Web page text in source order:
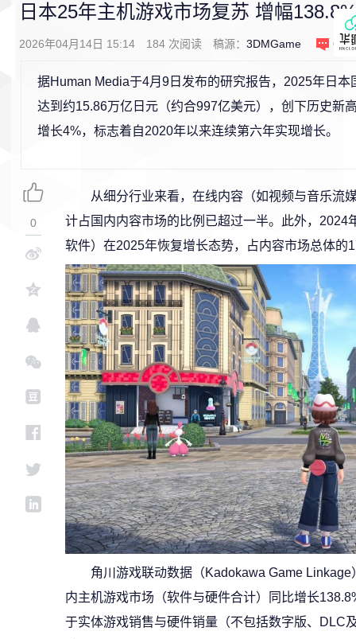
日本25年主机游戏市场复苏 增幅
2026年04月14日 15:14 184 次阅读 稿源： 3DMGame 0 条
据Human Media于4月9日发布的研究报告，2025年日本
达到约15.86万亿日元（约合997亿美元），创下历史新
增长4%，标志着自2020年以来连续第六年实现增长。
从细分行业来看，在线内容（如视频与音乐流
计占国内内容市场的比例已超过一半。此外，2024
软件）在2025年恢复增长态势，占内容市场总体的
角川游戏联动数据（Kadokawa Game
内主机游戏市场（软件与硬件合计）同比增长
于实体游戏销售与硬件销量（不包括数字版、DLC
0